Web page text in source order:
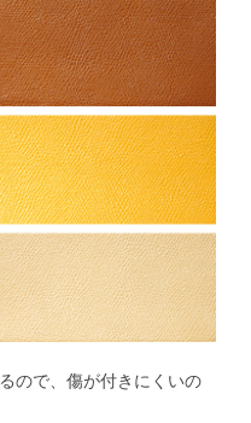
ので、傷が付きにくいの